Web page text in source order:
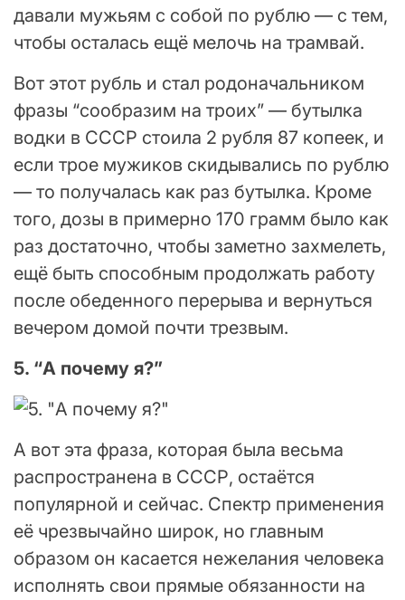
давали мужьям с собой по рублю — с тем,
чтобы осталась ещё мелочь на трамвай.
Вот этот рубль и стал родоначальником
фразы “сообразим на троих” — бутылка
водки в СССР стоила 2 рубля 87 копеек, и
если трое мужиков скидывались по рублю
— то получалась как раз бутылка. Кроме
того, дозы в примерно 170 грамм было как
раз достаточно, чтобы заметно захмелеть,
ещё быть способным продолжать работу
после обеденного перерыва и вернуться
вечером домой почти трезвым.
5. “А почему я?”
А вот эта фраза, которая была весьма
распространена в СССР, остаётся
популярной и сейчас. Спектр применения
её чрезвычайно широк, но главным
образом он касается нежелания человека
исполнять свои прямые обязанности на